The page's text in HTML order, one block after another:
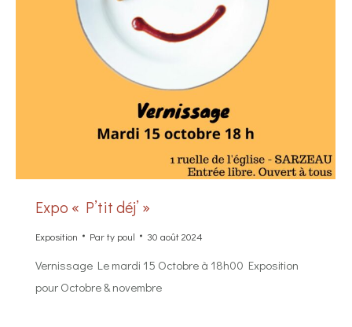
Expo « P’tit déj’ »
Exposition Party poul 30 août 2024
Vernissage Le mardi 15 Octobre à 18h00 Exposition
pour Octobre & novembre